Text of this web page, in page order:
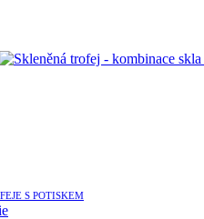
S POTISKEM